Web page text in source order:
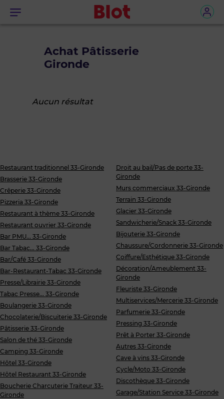
Menu
Achat Pâtisserie
Gironde
Aucun résultat
Restaurant traditionnel 33-Gironde
Brasserie 33-Gironde
Crêperie 33-Gironde
Pizzeria 33-Gironde
Restaurant à thème 33-Gironde
Restaurant ouvrier 33-Gironde
Bar PMU... 33-Gironde
Bar Tabac... 33-Gironde
Bar/Café 33-Gironde
Bar-Restaurant-Tabac 33-Gironde
Presse/Librairie 33-Gironde
Tabac Presse... 33-Gironde
Boulangerie 33-Gironde
Chocolaterie/Biscuiterie 33-Gironde
Pâtisserie 33-Gironde
Salon de thé 33-Gironde
Camping 33-Gironde
Hôtel 33-Gironde
Hôtel Restaurant 33-Gironde
Boucherie Charcuterie Traiteur 33-
Gironde
Droit au bail/Pas de porte 33-
Gironde
Murs commerciaux 33-Gironde
Terrain 33-Gironde
Glacier 33-Gironde
Sandwicherie/Snack 33-Gironde
Bijouterie 33-Gironde
Chaussure/Cordonnerie 33-Gironde
Coiffure/Esthétique 33-Gironde
Décoration/Ameublement 33-
Gironde
Fleuriste 33-Gironde
Multiservices/Mercerie 33-Gironde
Parfumerie 33-Gironde
Pressing 33-Gironde
Prêt à Porter 33-Gironde
Autres 33-Gironde
Cave à vins 33-Gironde
Cycle/Moto 33-Gironde
Discothèque 33-Gironde
Garage/Station Service 33-Gironde